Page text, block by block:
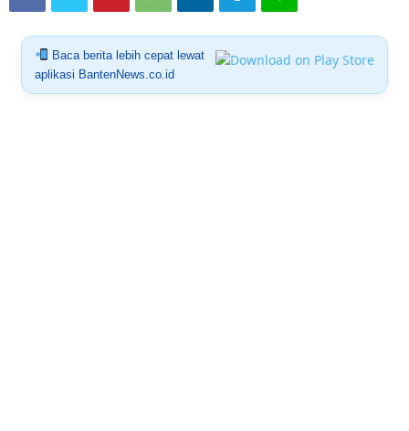
Baca berita lebih cepat lewat
aplikasi BantenNews.co.id